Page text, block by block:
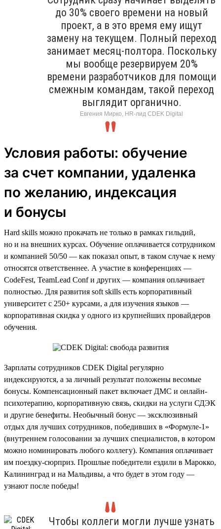
до 30% своего времени на новый
проект, а в это время ему ищут
замену на текущем. Полный переход
занимает месяц-полтора. Поскольку
мы вообще резервируем 20%
времени разработчиков для помощи
смежным командам, такой переход
выглядит органично.
Евгения Мирко, HR-лид CDEK Digital
Условия работы: обучение
за счет компании, удаленка
по желанию, индексация
и бонусы
Hard skills можно прокачать не только в рамках гильдий,
но и на внешних курсах. Обучение оплачивается сотрудником
и компанией 50/50 — как показал опыт, в таком случае к нему
относятся ответственнее. А участие в конференциях —
CodeFest, TeamLead Conf и других — компания оплачивает
полностью. Для развития soft skills есть корпоративный
университет с 250+ курсами, а для изучения языков —
корпоративная скидка у одного из крупнейших провайдеров
обучения.
Зарплаты сотрудников CDEK Digital регулярно
индексируются, а за личный результат положены весомые
бонусы. Компенсационный пакет включает ДМС и онлайн-
психотерапию, корпоративную связь, скидки на услуги СДЭК
и другие бенефиты. Необычный бонус — эксклюзивный
отдых для лучших сотрудников, победивших в «Формуле-1»
(внутреннем голосовании за лучших специалистов, в котором
можно номинировать любого коллегу). Компания оплачивает
им поездку-сюрприз. Прошлые победители ездили в Марокко,
Калининград и на Мальдивы, а что будет в этом году —
узнают после победы!
Чтобы коллеги могли лучше узнать